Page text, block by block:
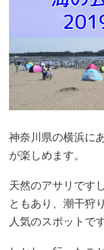
神奈川県の横浜に
が楽しめます。
天然のアサリです
ともあり、潮干狩
人気のスポットです